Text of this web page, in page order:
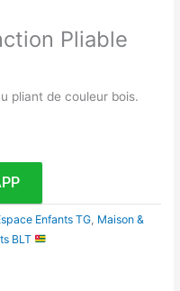
Pliable
pliant de couleur bois.
Enfants TG, Maison &
BLT